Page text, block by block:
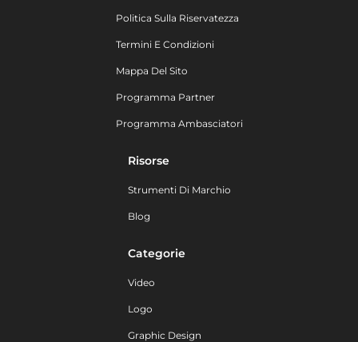
Politica Sulla Riservatezza
Termini E Condizioni
Mappa Del Sito
Programma Partner
Programma Ambasciatori
Risorse
Strumenti Di Marchio
Blog
Categorie
Video
Logo
Graphic Design